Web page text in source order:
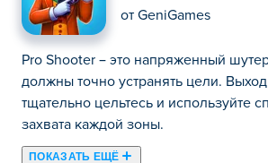
от GeniGames
Pro Shooter – это напряженный
должны точно устранять цели.
тщательно цельтесь и используйте
захвата каждой зоны.
ПОКАЗАТЬ ЕЩЁ